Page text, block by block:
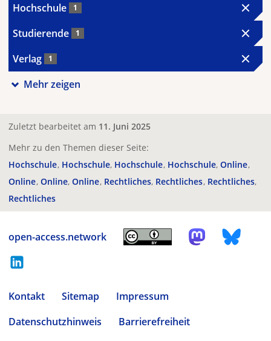
Hochschule 1
Studierende 1
Verlag 1
Mehr zeigen
Zuletzt bearbeitet am 11. Juni 2025
Mehr zu den Themen dieser Seite:
Hochschule Hochschule Hochschule Hochschule Online
Online Online Online Rechtliches Rechtliches Rechtliches
Rechtliches
open-access.network
Kontakt Sitemap
Impressum
Datenschutzhinweis
Barrierefreiheit